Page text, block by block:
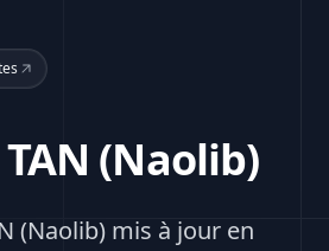
(Naolib)
(Naolib) mis à jour en